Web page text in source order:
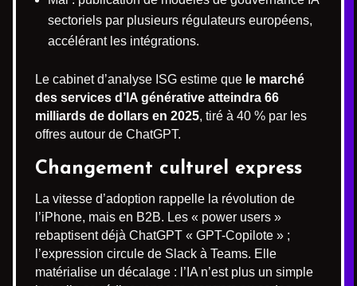
sectoriels par plusieurs régulateurs européens,
accélérant les intégrations.
Le cabinet d’analyse ISG estime que le marché
des services d’IA générative atteindra 66
milliards de dollars en 2025, tiré à 40 % par les
offres autour de ChatGPT.
Changement culturel express
La vitesse d’adoption rappelle la révolution de
l’iPhone, mais en B2B. Les « power users »
rebaptisent déjà ChatGPT « GPT-Copilote » ;
l’expression circule de Slack à Teams. Elle
matérialise un décalage : l’IA n’est plus un simple